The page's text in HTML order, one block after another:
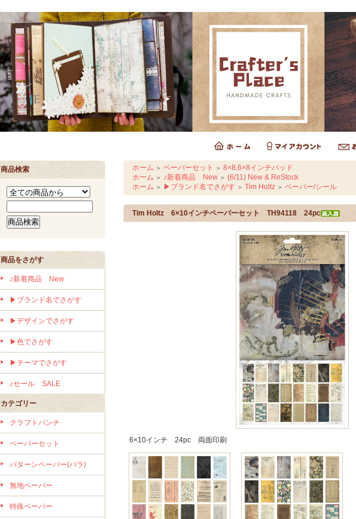
商品検索
商品をさがす
♪新着商品 New
▶ブランド名でさがす
▶デザインでさがす
▶色でさがす
▶テーマでさがす
♪セール SALE
カテゴリー
クラフトパンチ
ペーパーセット
パターンペーパー(バラ)
無地ペーパー
特殊ペーパー
ホーム ＞ ペーパーセット ＞ 8×8,6×8インチパッド
ホーム ＞ ♪新着商品 New ＞ (6/11) New & ReStock
ホーム ＞ ▶ブランド名でさがす ＞ Tim Holtz ＞ ペーパー/シール
Tim Holtz 6×10インチペーパーセット TH94118 24pc
6×10インチ 24pc 両面印刷